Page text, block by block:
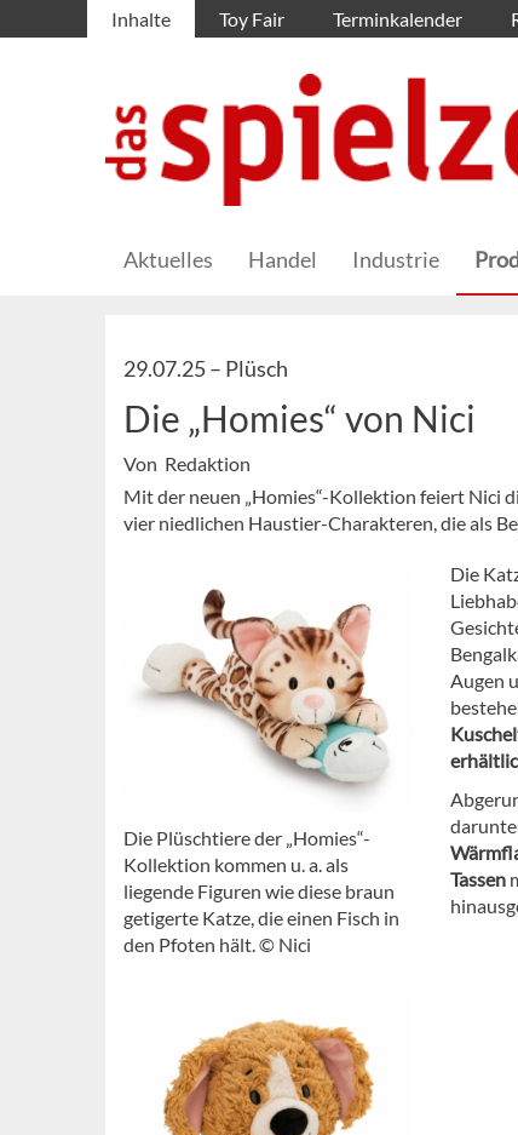
Inhalte Toy Fair Terminkalender
Aktuelles Handel Industrie
29.07.25 – Plüsch
Die „Homies“ von Nici
Von Redaktion
Mit der neuen „Homies“-Kollektion feiert Nici
vier niedlichen Haustier-Charakteren, die als
Die Plüschtiere der „Homies“-
Kollektion kommen u. a. als
liegende Figuren wie diese braun
getigerte Katze, die einen Fisch in
den Pfoten hält. © Nici
Die
Augen
Tassen